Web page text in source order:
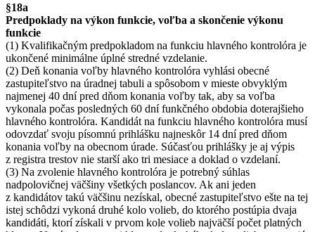
§18a
Predpoklady na výkon funkcie, voľba a skončenie výkonu
funkcie
(1) Kvalifikačným predpokladom na funkciu hlavného kontrolóra je
ukončené minimálne úplné stredné vzdelanie.
(2) Deň konania voľby hlavného kontrolóra vyhlási obecné
zastupiteľstvo na úradnej tabuli a spôsobom v mieste obvyklým
najmenej 40 dní pred dňom konania voľby tak, aby sa voľba
vykonala počas posledných 60 dní funkčného obdobia doterajšieho
hlavného kontrolóra. Kandidát na funkciu hlavného kontrolóra musí
odovzdať svoju písomnú prihlášku najneskôr 14 dní pred dňom
konania voľby na obecnom úrade. Súčasťou prihlášky je aj výpis
z registra trestov nie starší ako tri mesiace a doklad o vzdelaní.
(3) Na zvolenie hlavného kontrolóra je potrebný súhlas
nadpolovičnej väčšiny všetkých poslancov. Ak ani jeden
z kandidátov takú väčšinu nezískal, obecné zastupiteľstvo ešte na tej
istej schôdzi vykoná druhé kolo volieb, do ktorého postúpia dvaja
kandidáti, ktorí získali v prvom kole volieb najväčší počet platných